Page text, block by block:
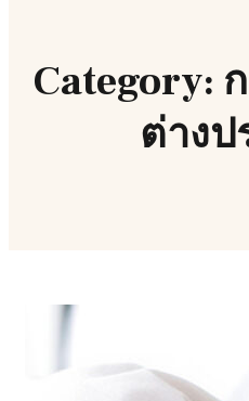
Category:
ต่างป